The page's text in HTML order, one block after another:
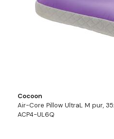
Cocoon
Air-Core Pillow UltraL M pur,
ACP4-UL6Q